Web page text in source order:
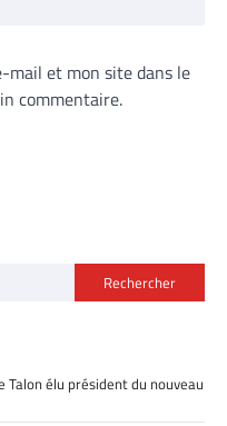
mail et mon site dans le
commentaire.
Rechercher
Talon élu président du nouveau